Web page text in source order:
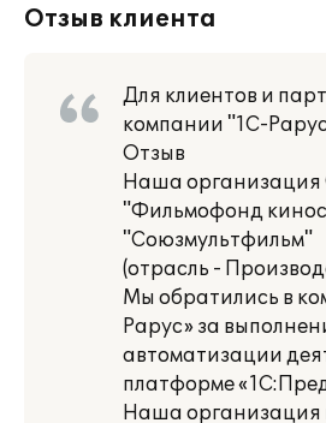
Отзыв клиента
Для клиентов и
компании "1С-
Отзыв
Наша
"Фильмофонд
"Союзмультфильм"
(отрасль -
Мы обратились в
Рарус» за
автоматизации
платформе
Наша организация